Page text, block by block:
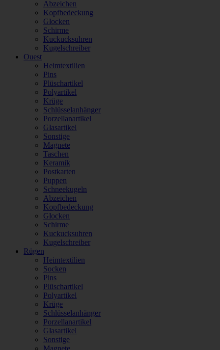
Abzeichen
Kopfbedeckung
Glocken
Schirme
Kuckucksuhren
Kugelschreiber
Ouest
Heimtextilien
Pins
Plüschartikel
Polyartikel
Krüge
Schlüsselanhänger
Porzellanartikel
Glasartikel
Sonstige
Magnete
Taschen
Keramik
Postkarten
Puppen
Schneekugeln
Abzeichen
Kopfbedeckung
Glocken
Schirme
Kuckucksuhren
Kugelschreiber
Rügen
Heimtextilien
Socken
Pins
Plüschartikel
Polyartikel
Krüge
Schlüsselanhänger
Porzellanartikel
Glasartikel
Sonstige
Magnete